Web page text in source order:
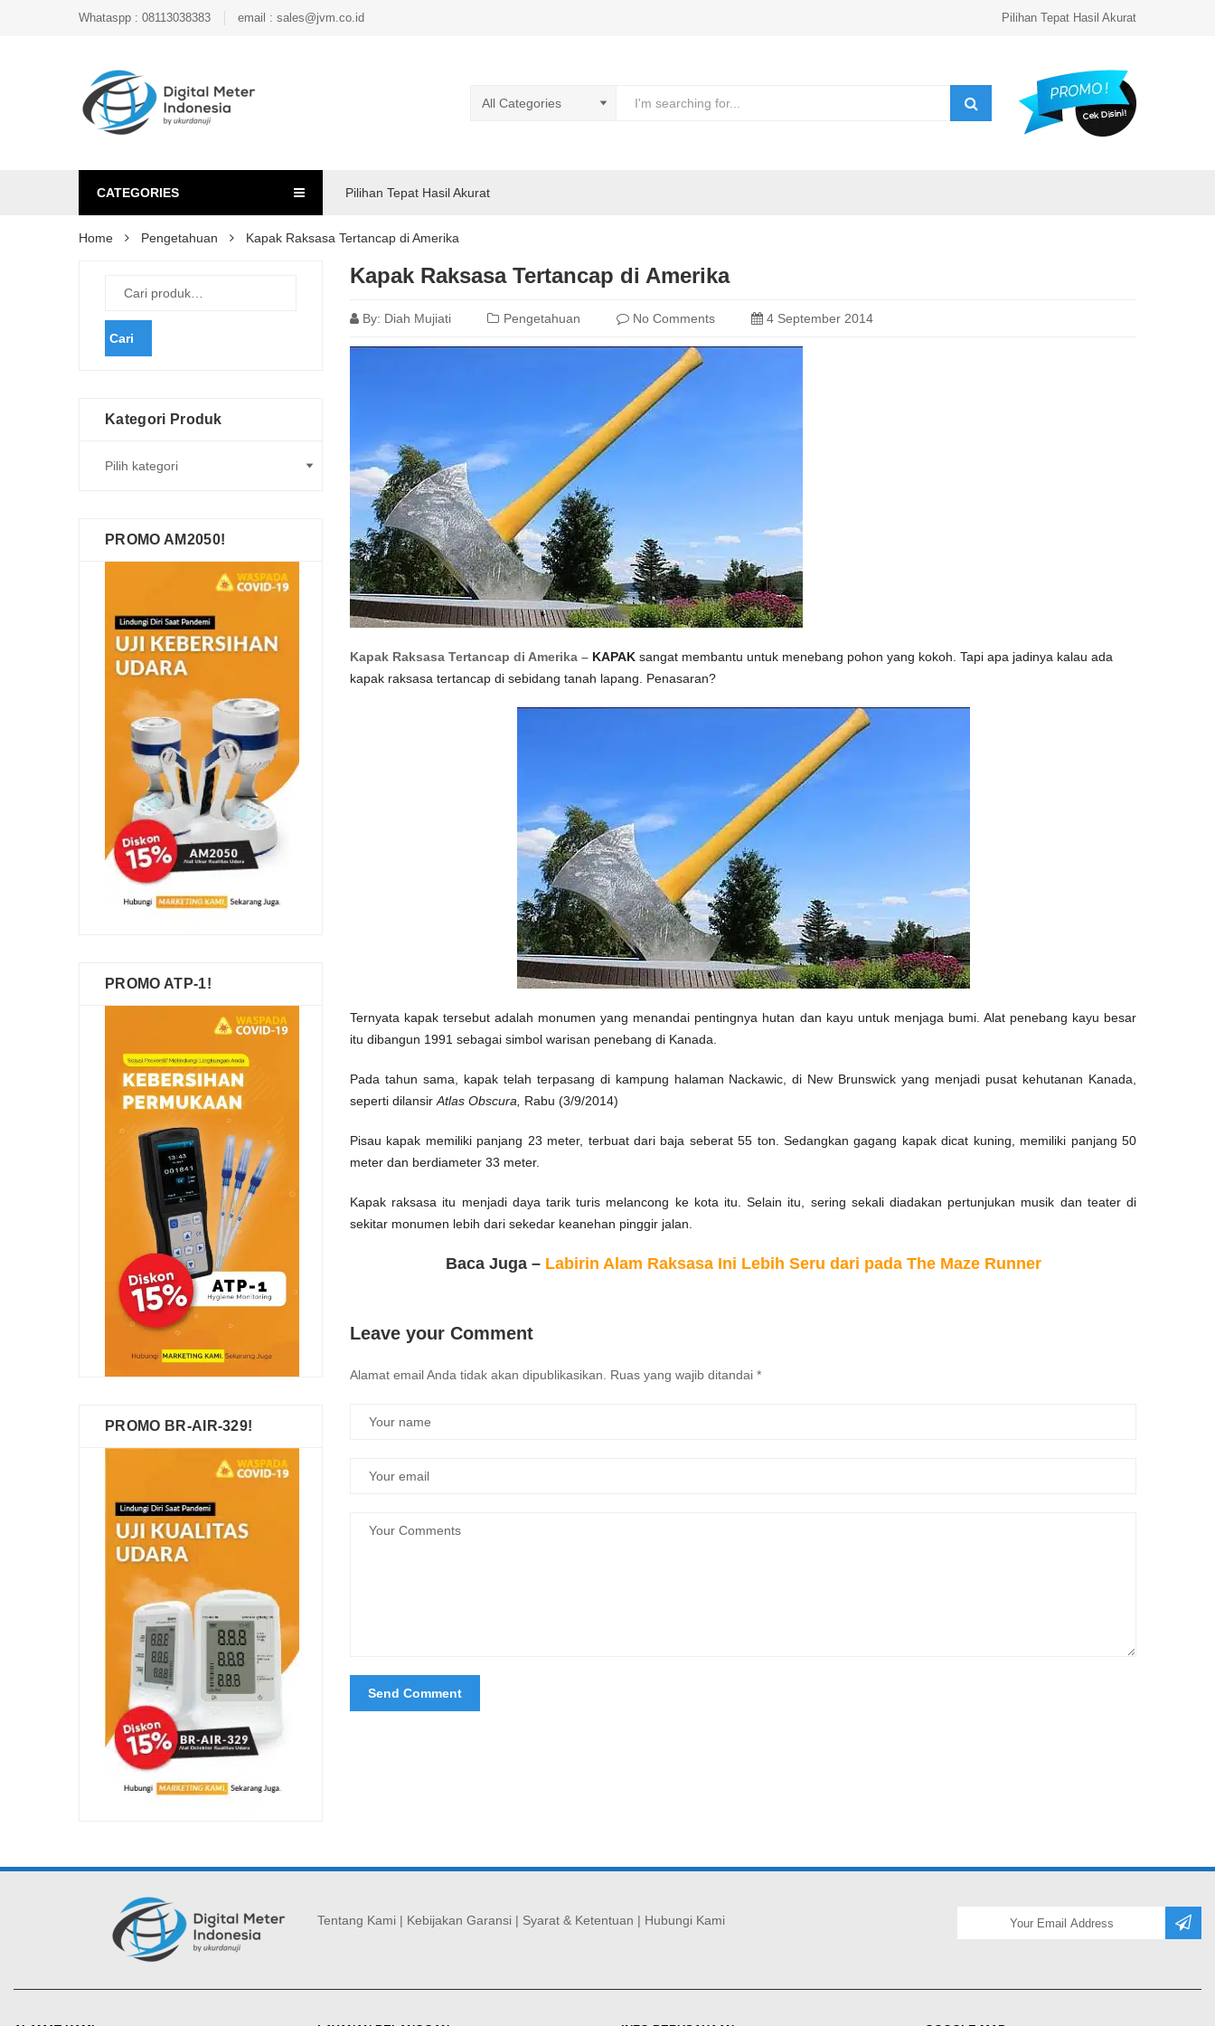
Whataspp : 08113038383 email : sales@jvm.co.id Pilihan Tepat Hasil Akurat
CATEGORIES Pilihan Tepat Hasil Akurat
Home Pengetahuan Kapak Raksasa Tertancap di Amerika
Kapak Raksasa Tertancap di Amerika
By: Diah Mujiati Pengetahuan No Comments 4 September 2014
Kapak Raksasa Tertancap di Amerika – KAPAK sangat membantu untuk menebang pohon yang kokoh. Tapi apa jadinya kalau ada
kapak raksasa tertancap di sebidang tanah lapang. Penasaran?
Ternyata kapak tersebut adalah monumen yang menandai pentingnya hutan dan kayu untuk menjaga bumi. Alat penebang kayu besar
itu dibangun 1991 sebagai simbol warisan penebang di Kanada.
Pada tahun sama, kapak telah terpasang di kampung halaman Nackawic, di New Brunswick yang menjadi pusat kehutanan Kanada,
seperti dilansir Atlas Obscura, Rabu (3/9/2014)
Pisau kapak memiliki panjang 23 meter, terbuat dari baja seberat 55 ton. Sedangkan gagang kapak dicat kuning, memiliki panjang 50
meter dan berdiameter 33 meter.
Kapak raksasa itu menjadi daya tarik turis melancong ke kota itu. Selain itu, sering sekali diadakan pertunjukan musik dan teater di
sekitar monumen lebih dari sekedar keanehan pinggir jalan.
Baca Juga – Labirin Alam Raksasa Ini Lebih Seru dari pada The Maze Runner
Leave your Comment
Alamat email Anda tidak akan dipublikasikan. Ruas yang wajib ditandai *
Cari
Kategori Produk
PROMO AM2050!
PROMO ATP-1!
PROMO BR-AIR-329!
Tentang Kami | Kebijakan Garansi | Syarat & Ketentuan | Hubungi Kami